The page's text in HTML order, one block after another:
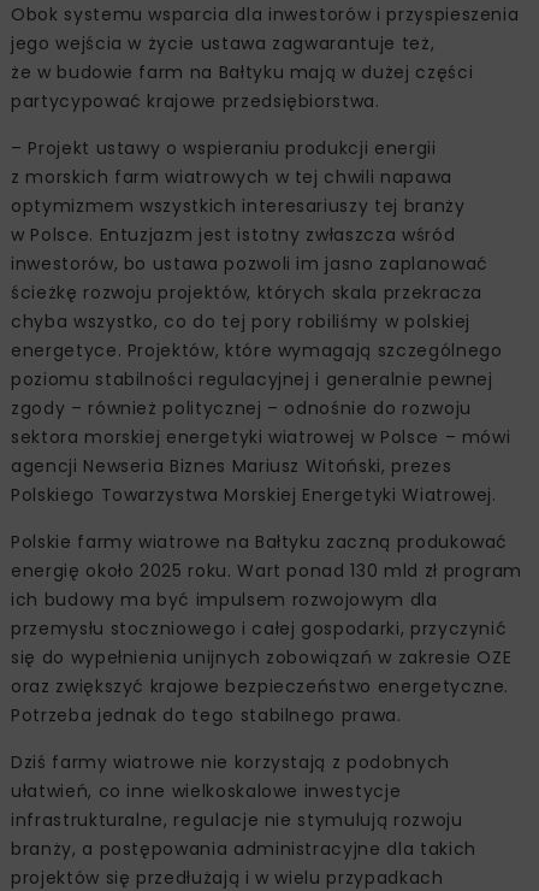
Obok systemu wsparcia dla inwestorów i przyspieszenia
jego wejścia w życie ustawa zagwarantuje też,
że w budowie farm na Bałtyku mają w dużej części
partycypować krajowe przedsiębiorstwa.
– Projekt ustawy o wspieraniu produkcji energii
z morskich farm wiatrowych w tej chwili napawa
optymizmem wszystkich interesariuszy tej branży
w Polsce. Entuzjazm jest istotny zwłaszcza wśród
inwestorów, bo ustawa pozwoli im jasno zaplanować
ścieżkę rozwoju projektów, których skala przekracza
chyba wszystko, co do tej pory robiliśmy w polskiej
energetyce. Projektów, które wymagają szczególnego
poziomu stabilności regulacyjnej i generalnie pewnej
zgody – również politycznej – odnośnie do rozwoju
sektora morskiej energetyki wiatrowej w Polsce – mówi
agencji Newseria Biznes Mariusz Witoński, prezes
Polskiego Towarzystwa Morskiej Energetyki Wiatrowej.
Polskie farmy wiatrowe na Bałtyku zaczną produkować
energię około 2025 roku. Wart ponad 130 mld zł program
ich budowy ma być impulsem rozwojowym dla
przemysłu stoczniowego i całej gospodarki, przyczynić
się do wypełnienia unijnych zobowiązań w zakresie OZE
oraz zwiększyć krajowe bezpieczeństwo energetyczne.
Potrzeba jednak do tego stabilnego prawa.
Dziś farmy wiatrowe nie korzystają z podobnych
ułatwień, co inne wielkoskalowe inwestycje
infrastrukturalne, regulacje nie stymulują rozwoju
branży, a postępowania administracyjne dla takich
projektów się przedłużają i w wielu przypadkach